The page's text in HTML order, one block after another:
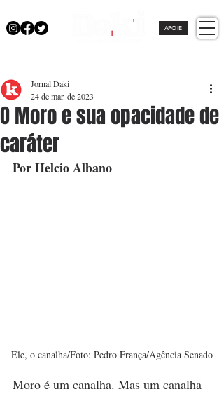
APOIE
O Moro e sua opacidade de
caráter
Jornal Daki
24 de mar. de 2023
Por Helcio Albano
Ele, o canalha/Foto: Pedro França/Agência Senado
Moro é um canalha. Mas um canalha